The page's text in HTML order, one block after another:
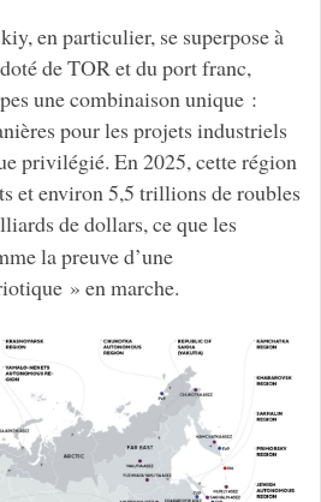
en particulier, se superpose à
de TOR et du port franc,
une combinaison unique :
pour les projets industriels
privilégié. En 2025, cette région
et environ 5,5 trillions de roubles
de dollars, ce que les
la preuve d’une
» en marche.